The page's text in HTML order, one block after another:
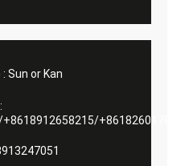
Sun or Kan
+8618260178084